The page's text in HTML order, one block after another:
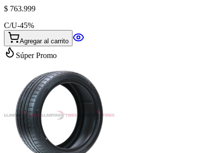
$ 763.999
C/U-45%
Agregar al carrito
Súper Promo